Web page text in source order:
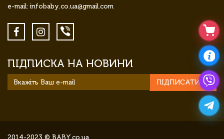
e-mail: infobaby.co.ua@gmail.com
ПІДПИСКА НА НОВИНИ
ПІДПИСАТИСЯ
2014-2023 © BABY.co.ua